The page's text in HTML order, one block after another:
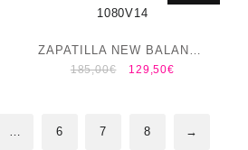
ZAPATILLA NEW BALANCE
1080V14
185,00€ 129,50€
… 6 7 8 →